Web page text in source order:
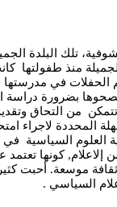
تلك البلدة
منذ طفولتها
الحفلات في
بضرورة دراسة
تتمكن من التحاق
المحددة لاجراء
السياسية في
كونها تعتمد
موسعة. أحبت
السياسي .